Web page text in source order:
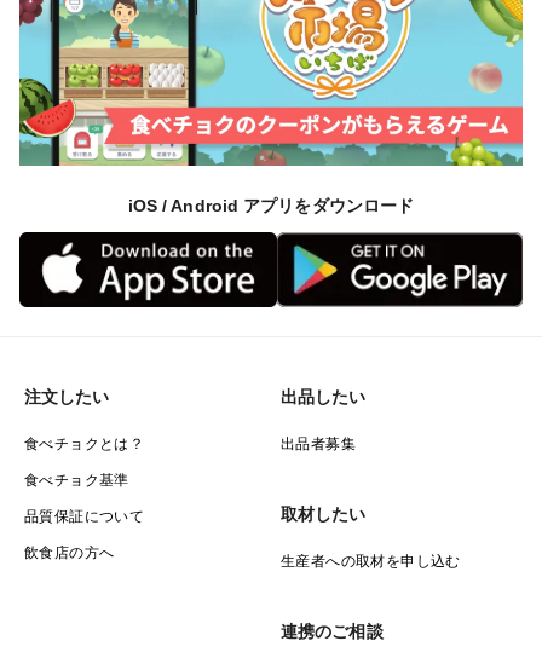
iOS / Android アプリをダウンロード
注文したい
食べチョクとは？
食べチョク基準
品質保証について
飲食店の方へ
出品したい
出品者募集
取材したい
生産者への取材を申し込む
連携のご相談